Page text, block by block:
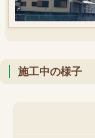
施工中の様子